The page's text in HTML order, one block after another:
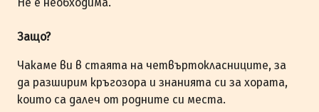
Защо?
Чакаме ви в стаята на четвъртокласниците, за
да разширим кръгозора и знанията си за хората,
които са далеч от родните си места.